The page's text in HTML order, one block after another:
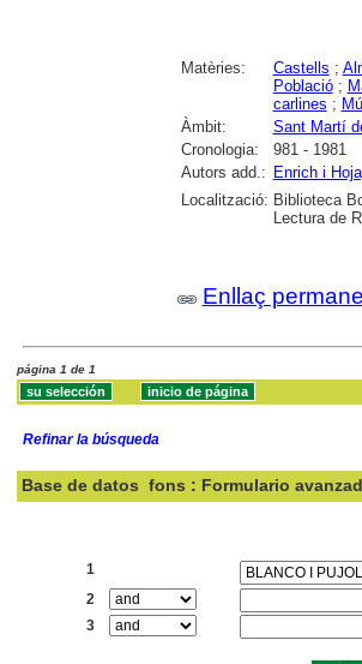
Matèries: Castells ;
Població;
carlines ;
Àmbit:
Sant Martí
Cronologia:
981 - 1981
Autors add.: Enrich i
Localització: Biblioteca
Lectura de
Enllaç
página 1 de 1
Refinar la búsqueda
Base de datos fons : Formulario
1
2
3